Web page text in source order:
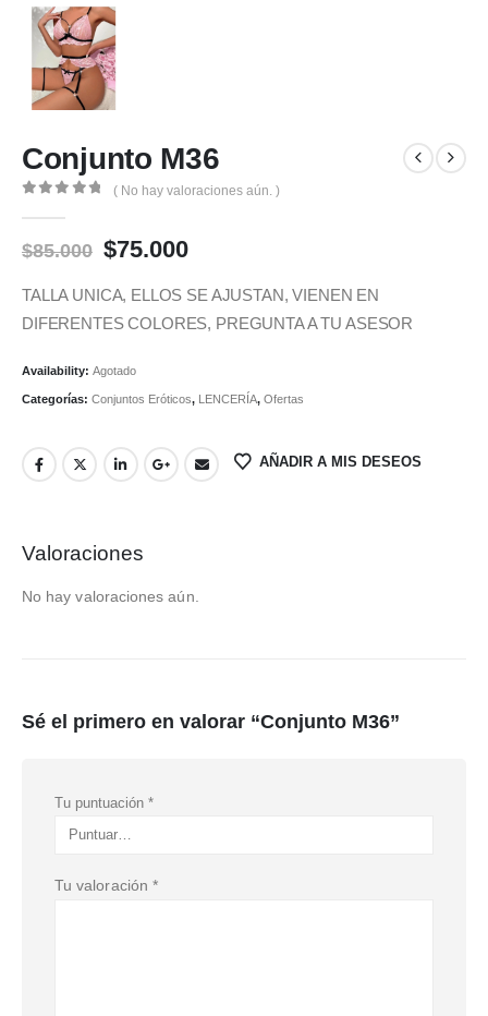
Conjunto M36
( No hay valoraciones aún. )
$85.000 Original
was:
$85.000.
$75.000Current
is:
$75.000.
TALLA UNICA, ELLOS SE AJUSTAN, VIENEN EN
DIFERENTES COLORES, PREGUNTA A TU ASESOR
Availability: Agotado
Categorías: Conjuntos Eróticos, LENCERÍA, Ofertas
AÑADIR A MIS DESEOS
Valoraciones
No hay valoraciones aún.
Sé el primero en valorar “Conjunto M36”
Tu puntuación *
Tu valoración *